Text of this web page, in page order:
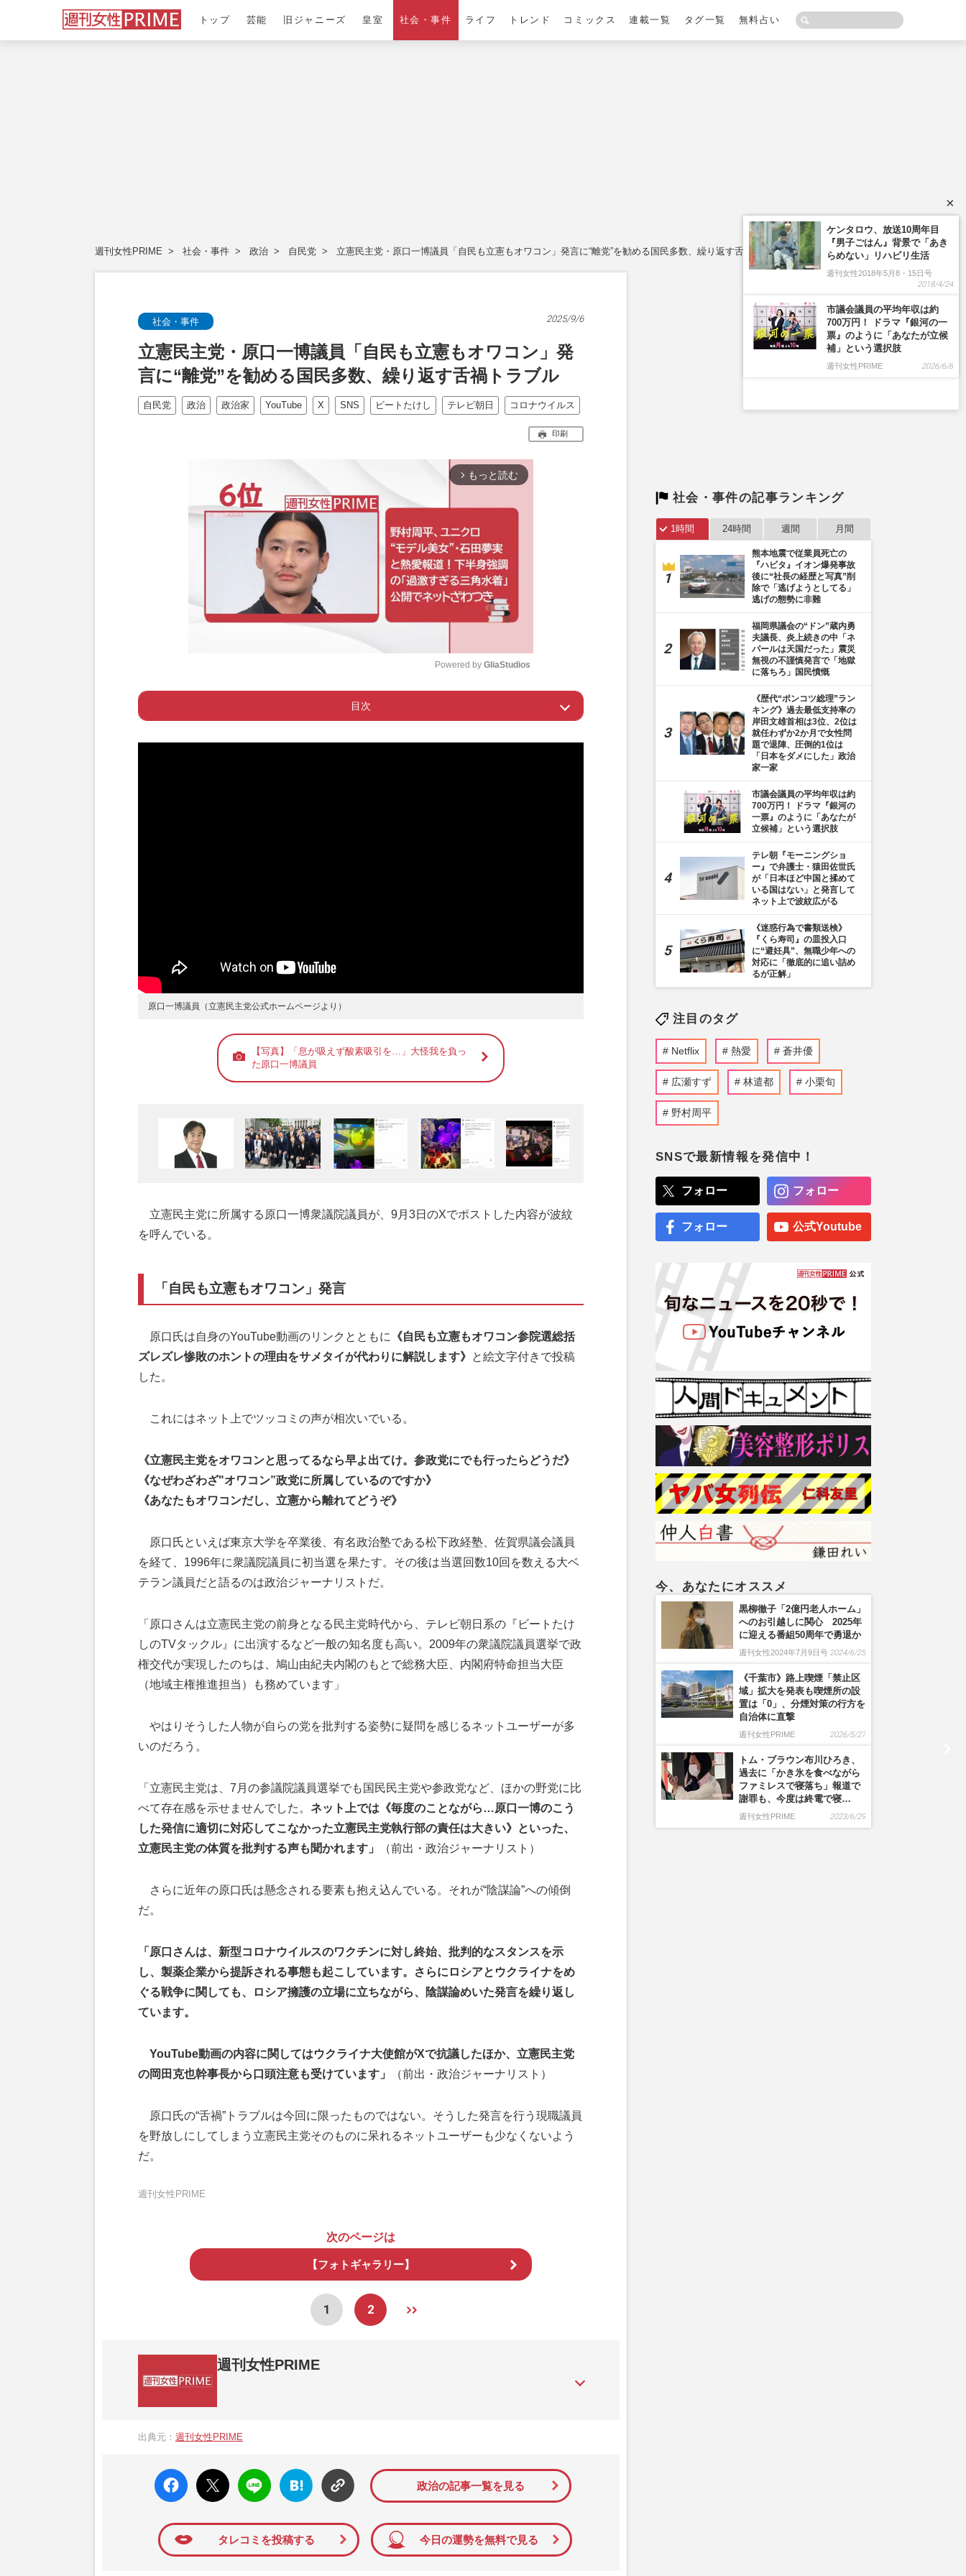
トップ 芸能 旧ジャニーズ 皇室 社会・事件 ライフ トレンド コミックス 連載一覧 タグ一覧 無料占い
週刊女性PRIME 社会・事件 政治 自民党 立憲民主党・原口一博議員「自民も立憲もオワコン」発言に“離党”を勧める国民多数、繰り返す舌禍トラブル
社会・事件 2025/9/6
立憲民主党・原口一博議員「自民も立憲もオワコン」発
言に“離党”を勧める国民多数、繰り返す舌禍トラブル
自民党 政治 政治家 YouTube X SNS ビートたけし テレビ朝日 コロナウイルス
印刷
arrow_forward_ios もっと読む
t
Powered by GliaStudios
目次
Page 1 ー 「自民も立憲もオワコン」発言
原口一博議員（立憲民主党公式ホームページより）
【写真】「息が吸えず酸素吸引を…」大怪我を負っ
た原口一博議員
立憲民主党に所属する原口一博衆議院議員が、9月3日のXでポストした内容が波紋
を呼んでいる。
「自民も立憲もオワコン」発言
原口氏は自身のYouTube動画のリンクとともに
《自民も立憲もオワコン参院選総括
ズレズレ惨敗のホントの理由をサメタイが代わりに解説します》 と絵文字付きで投稿
した。
これにはネット上でツッコミの声が相次いでいる。
《立憲民主党をオワコンと思ってるなら早よ出てけ。参政党にでも行ったらどうだ》
《なぜわざわざ"オワコン”政党に所属しているのですか》
《あなたもオワコンだし、立憲から離れてどうぞ》
原口氏といえば東京大学を卒業後、有名政治塾である松下政経塾、佐賀県議会議員
を経て、1996年に衆議院議員に初当選を果たす。その後は当選回数10回を数える大ベ
テラン議員だと語るのは政治ジャーナリストだ。
「原口さんは立憲民主党の前身となる民主党時代から、テレビ朝日系の『ビートたけ
しのTVタックル』に出演するなど一般の知名度も高い。2009年の衆議院議員選挙で政
権交代が実現したのちは、鳩山由紀夫内閣のもとで総務大臣、内閣府特命担当大臣
（地域主権推進担当）も務めています」
やはりそうした人物が自らの党を批判する姿勢に疑問を感じるネットユーザーが多
いのだろう。
「立憲民主党は、7月の参議院議員選挙でも国民民主党や参政党など、ほかの野党に比
べて存在感を示せませんでした。 ネット上では《毎度のことながら…原口一博のこう
した発信に適切に対応してこなかった立憲民主党執行部の責任は大きい》といった、
立憲民主党の体質を批判する声も聞かれます」
（前出・政治ジャーナリスト）
さらに近年の原口氏は懸念される要素も抱え込んでいる。それが“陰謀論”への傾倒
だ。
「原口さんは、新型コロナウイルスのワクチンに対し終始、批判的なスタンスを示
し、製薬企業から提訴される事態も起こしています。さらにロシアとウクライナをめ
ぐる戦争に関しても、ロシア擁護の立場に立ちながら、陰謀論めいた発言を繰り返し
ています。
YouTube動画の内容に関してはウクライナ大使館がXで抗議したほか、立憲民主党
の岡田克也幹事長から口頭注意も受けています」
（前出・政治ジャーナリスト）
原口氏の“舌禍”トラブルは今回に限ったものではない。そうした発言を行う現職議員
を野放しにしてしまう立憲民主党そのものに呆れるネットユーザーも少なくないよう
だ。
週刊女性PRIME
次のページは
【フォトギャラリー】
1 2
週刊女性PRIME
か、女性週刊誌『週刊女性』の誌面に掲載された記事から、インターネット利用者層にとって特に関心の
出典元： 週刊女性PRIME
faceboo
k いい
ね
X ポス
ト
LINE
はてな
ブック
マーク
政治の記事一覧を見る
タレコミを投稿する 今日の運勢を無料で見る
社会・事件の記事ランキング
1時間 24時間 週間 月間
熊本地震で従業員死亡の
『ハビタ』イオン爆発事故
後に“社長の経歴と写真”削
除で「逃げようとしてる」
逃げの態勢に非難
福岡県議会の“ドン”蔵内勇
夫議長、炎上続きの中「ネ
パールは天国だった」震災
無視の不謹慎発言で「地獄
に落ちろ」国民憤慨
《歴代“ポンコツ総理”ラン
キング》過去最低支持率の
岸田文雄首相は3位、2位は
就任わずか2か月で女性問
題で退陣、圧倒的1位は
「日本をダメにした」政治
家一家
市議会議員の平均年収は約
700万円！ ドラマ『銀河の
一票』のように「あなたが
立候補」という選択肢
テレ朝『モーニングショ
ー』で弁護士・猿田佐世氏
が「日本ほど中国と揉めて
いる国はない」と発言して
ネット上で波紋広がる
《迷惑行為で書類送検》
『くら寿司』の皿投入口
に“避妊具”、無職少年への
対応に「徹底的に追い詰め
るが正解」
注目のタグ
Netflix 熱愛 蒼井優
広瀬すず 林遣都 小栗旬
野村周平
SNSで最新情報を発信中！
フォロー フォロー
フォロー 公式Youtube
今、あなたにオススメ
黒柳徹子「2億円老人ホーム」
へのお引越しに関心 2025年
に迎える番組50周年で勇退か
週刊女性2024年7月9日号 2024/6/25
《千葉市》路上喫煙「禁止区
域」拡大を発表も喫煙所の設
置は「0」、分煙対策の行方を
自治体に直撃
週刊女性PRIME 2026/5/27
トム・ブラウン布川ひろき、
過去に「かき氷を食べながら
ファミレスで寝落ち」報道で
謝罪も、今度は終電で寝…
週刊女性PRIME 2023/6/29
×